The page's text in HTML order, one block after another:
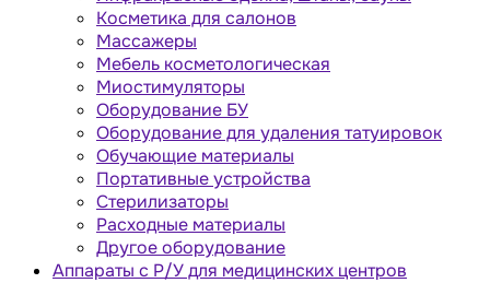
Косметика для салонов
Массажеры
Мебель косметологическая
Миостимуляторы
Оборудование БУ
Оборудование для удаления татуировок
Обучающие материалы
Портативные устройства
Стерилизаторы
Расходные материалы
Другое оборудование
Аппараты с Р/У для медицинских центров